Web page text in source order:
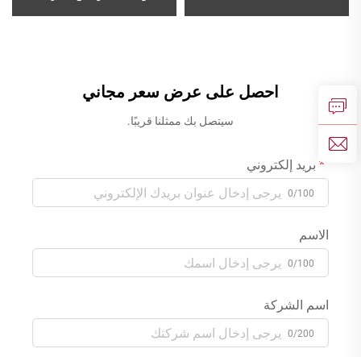
احصل على عرض سعر مجاني
سيتصل بك ممثلنا قريبًا.
بريد إلكتروني
0/100
الاسم
0/100
اسم الشركة
0/200